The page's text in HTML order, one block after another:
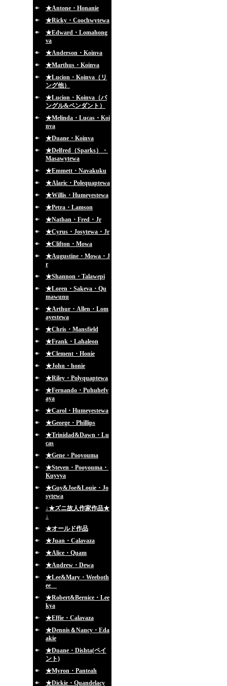
★Antone・Honanie
★Ricky・Coochwytewa
★Edward・Lomahong
va
★Anderson・Koinva
★Marthus・Koinva
★Lucion・Koinva（リ
ング他）
★Lucion・Koinva（バ
ングル&ペンダント）
★Melinda・Lucas・Koi
nva
★Duane・Koinva
★Delfred（Sparks）・
Masawytewa
★Emmett・Navakuku
★Alaric・Polequaptewa
★Willis・Humeyestewa
★Petra・Lamson
★Nathan・Fred・Jr
★Cyrus・Josytewa・Jr
★Clifton・Mowa
★Augustine・Mowa・J
r
★Shannon・Talawepi
★Loren・Sakeva・Qu
mawunu
★Arthur・Allen・Lom
ayestewa
★Chris・Mansfield
★Frank・Lahaleon
★Clement・Honie
★John・honie
★Riley・Polyquaptewa
★Fernando・Puhuhefv
aya
★Carol・Humeyestewa
★George・Phillips
★Trinidad&Dawn・Lu
cas
★Gene・Pooyouma
★Steven・Pooyouma・
Kuyvya
★Guy&Joe&Louie・Jo
sytewa
↓★ズニ故人作家作品★
↓
★オールド作品
★Juan・Calavaza
★Alice・Quam
★Andrew・Dewa
★Lee&Mary・Weeboth
ee
★Robert&Bernice・Lee
kya
★Effie・Calavaza
★Dennis＆Nancy・Eda
akie
★Duane・Dishta(ペイ
ント)
★Myron・Panteah
★Dickie・Quandelacy